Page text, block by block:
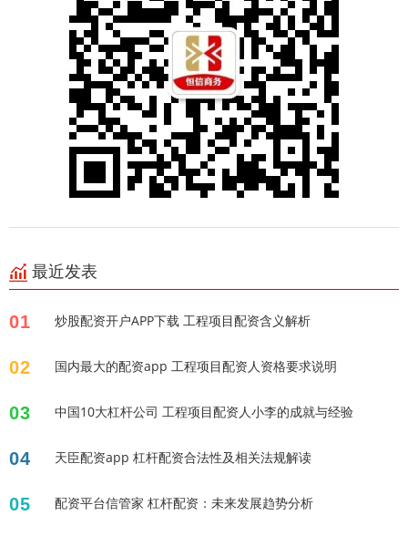
最近发表
01 炒股配资开户APP下载 工程项目配资含义解析
02 国内最大的配资app 工程项目配资人资格要求说明
03 中国10大杠杆公司 工程项目配资人小李的成就与经验
04 天臣配资app 杠杆配资合法性及相关法规解读
05 配资平台信管家 杠杆配资：未来发展趋势分析